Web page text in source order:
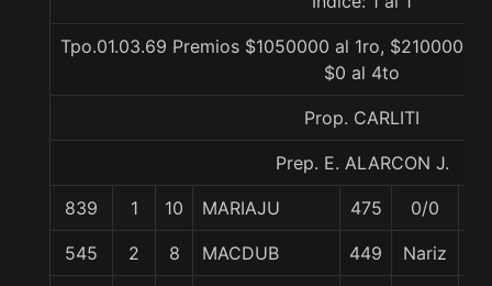
Tpo.01.03.69 Premios $1050000 al 1ro, $210000
$0 al 4to
Prop. CARLITI
Prep. E. ALARCON J.
839 1 10 MARIAJU 475 0/0
545 2 8 MACDUB 449 Nariz